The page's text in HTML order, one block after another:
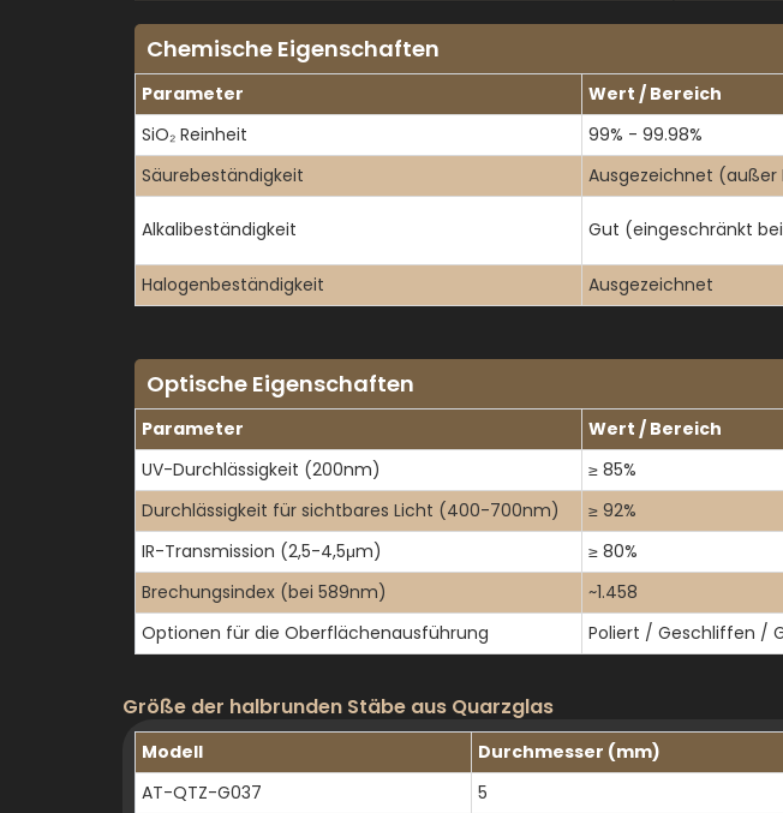
Chemische Eigenschaften
Parameter Wert / Bereich
SiO₂ Reinheit
99% - 99.98%
Säurebeständigkeit
Ausgezeichnet (außer
Alkalibeständigkeit Gut (eingeschränkt
Halogenbeständigkeit
Ausgezeichnet
Optische Eigenschaften
Parameter Wert / Bereich
UV-Durchlässigkeit (200nm)
≥ 85%
Durchlässigkeit für sichtbares Licht (400-700nm)
≥ 92%
IR-Transmission (2,5-4,5μm)
≥ 80%
Brechungsindex (bei 589nm)
~1.458
Optionen für die Oberflächenausführung
Poliert / Geschliffen /
Größe der halbrunden Stäbe aus Quarzglas
Modell Durchmesser (mm)
AT-QTZ-G037
5